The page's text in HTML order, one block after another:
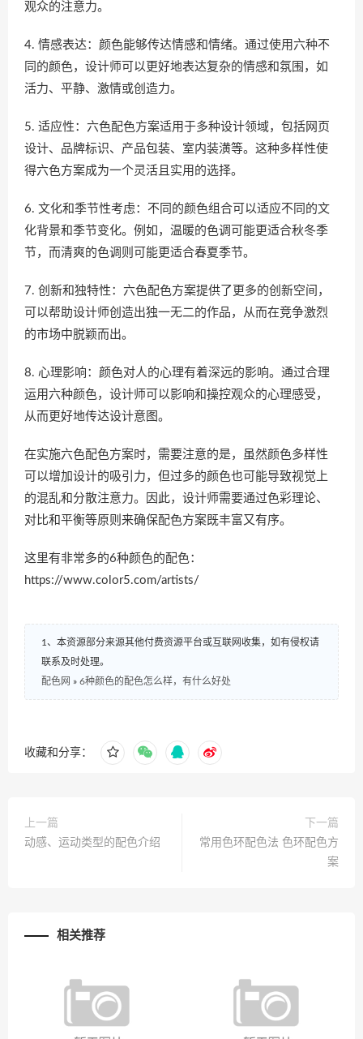
观众的注意力。
4. 情感表达：颜色能够传达情感和情绪。通过使用六种不
同的颜色，设计师可以更好地表达复杂的情感和氛围，如
活力、平静、激情或创造力。
5. 适应性：六色配色方案适用于多种设计领域，包括网页
设计、品牌标识、产品包装、室内装潢等。这种多样性使
得六色方案成为一个灵活且实用的选择。
6. 文化和季节性考虑：不同的颜色组合可以适应不同的文
化背景和季节变化。例如，温暖的色调可能更适合秋冬季
节，而清爽的色调则可能更适合春夏季节。
7. 创新和独特性：六色配色方案提供了更多的创新空间，
可以帮助设计师创造出独一无二的作品，从而在竞争激烈
的市场中脱颖而出。
8. 心理影响：颜色对人的心理有着深远的影响。通过合理
运用六种颜色，设计师可以影响和操控观众的心理感受，
从而更好地传达设计意图。
在实施六色配色方案时，需要注意的是，虽然颜色多样性
可以增加设计的吸引力，但过多的颜色也可能导致视觉上
的混乱和分散注意力。因此，设计师需要通过色彩理论、
对比和平衡等原则来确保配色方案既丰富又有序。
这里有非常多的6种颜色的配色：
https://www.color5.com/artists/
1、本资源部分来源其他付费资源平台或互联网收集，如有侵权请
联系及时处理。
配色网 » 6种颜色的配色怎么样，有什么好处
收藏和分享：
上一篇
动感、运动类型的配色介绍
下一篇
常用色环配色法 色环配色方
案
相关推荐